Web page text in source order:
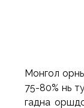
Монгол
75-80% нь
гадна